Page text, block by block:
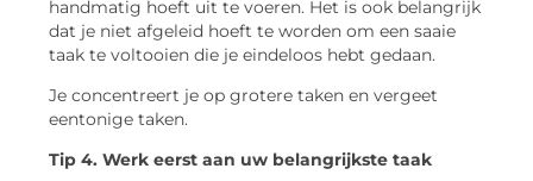
handmatig hoeft uit te voeren. Het is ook belangrijk
dat je niet afgeleid hoeft te worden om een ​​saaie
taak te voltooien die je eindeloos hebt gedaan.
Je concentreert je op grotere taken en vergeet
eentonige taken.
Tip 4. Werk eerst aan uw belangrijkste taak